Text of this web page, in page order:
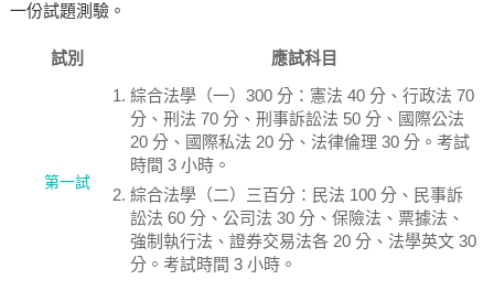
一份試題測驗。
試別 應試科目
第一試
綜合法學（一）300 分：憲法 40 分、行政法 70
分、刑法 70 分、刑事訴訟法 50 分、國際公法
20 分、國際私法 20 分、法律倫理 30 分。考試
時間 3 小時。
綜合法學（二）三百分：民法 100 分、民事訴
訟法 60 分、公司法 30 分、保險法、票據法、
強制執行法、證券交易法各 20 分、法學英文 30
分。考試時間 3 小時。